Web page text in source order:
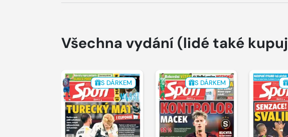
Všechna vydání (lidé také
S DÁRKEM S DÁRKEM